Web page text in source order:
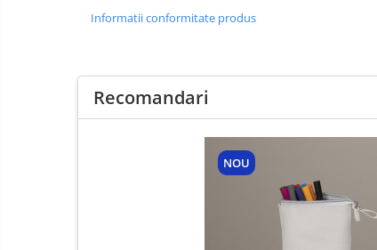
Informatii conformitate produs
Recomandari
NOU